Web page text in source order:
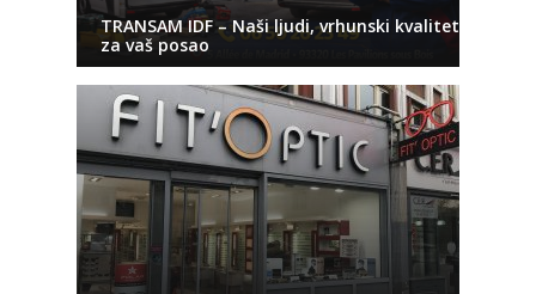
TRANSAM IDF – Naši ljudi, vrhunski kvalitet
za vaš posao